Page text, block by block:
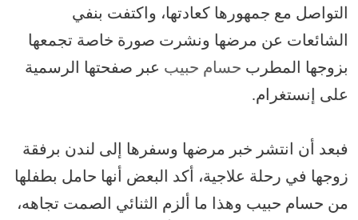
التواصل مع جمهورها كعادتها، واكتفت بنفي
الشائعات عن مرضها ونشرت صورة خاصة تجمعها
بزوجها المطرب حسام حبيب عبر صفحتها الرسمية
على إنستغرام.
فبعد أن انتشر خبر مرضها وسفرها إلى لندن برفقة
زوجها في رحلة علاجية، أكد البعض أنها حامل بطفلها
من حسام حبيب وهذا ما ألزم الثنائي الصمت تجاهه،